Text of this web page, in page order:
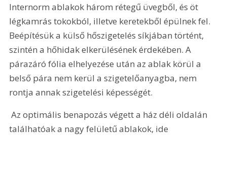
Internorm ablakok három rétegű üvegből, és öt
légkamrás tokokból, illetve keretekből épülnek fel.
Beépítésük a külső hőszigetelés síkjában történt,
szintén a hőhidak elkerülésének érdekében. A
párazáró fólia elhelyezése után az ablak körül a
belső pára nem kerül a szigetelőanyagba, nem
rontja annak szigetelési képességét.
Az optimális benapozás végett a ház déli oldalán
találhatóak a nagy felületű ablakok, ide